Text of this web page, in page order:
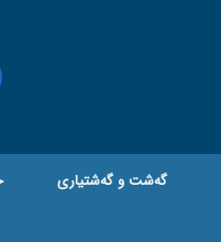
گه‌شت و گه‌شتیاری